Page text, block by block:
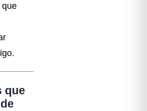
que
que